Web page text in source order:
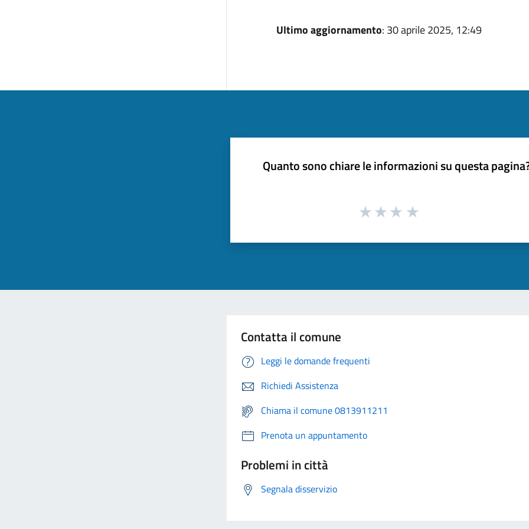
Ultimo aggiornamento: 30 aprile 2025, 12:49
Quanto sono chiare le informazioni su questa
Contatta il comune
Leggi le domande frequenti
Richiedi Assistenza
Chiama il comune 0813911211
Prenota un appuntamento
Problemi in città
Segnala disservizio